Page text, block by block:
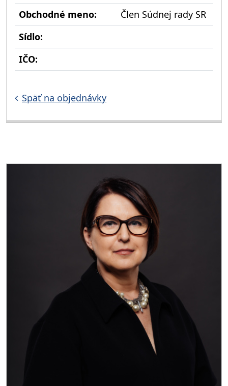
Obchodné meno:
Člen Súdnej rady SR
Sídlo:
IČO:
Späť na objednávky